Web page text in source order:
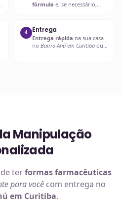
fórmula e, se necessário,
esclarecimentos.
4 Entrega
Entrega rápida na sua casa
no Bairro Ahú em Curitiba ou
Manipulação
terformas farmacêuticas
para você com entrega no
em Curitiba.